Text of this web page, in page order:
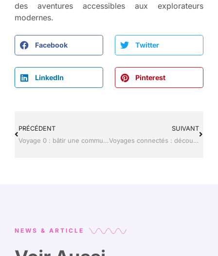
des aventures accessibles aux explorateurs
modernes.
Facebook Twitter
LinkedIn Pinterest
PRÉCÉDENT
Voyage 0 : bâtir une communauté en ligne grâce aux outils high-tech
SUIVANT
Voyages connectés : découvrez les gadgets high-tech qui révolutionnent vos escapades
NEWS & ARTICLE